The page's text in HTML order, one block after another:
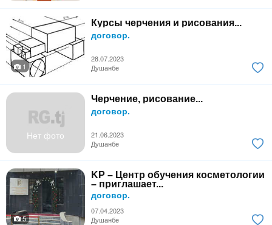
Курсы черчения и рисования...
договор.
28.07.2023
1
Душанбе
Нет фото
Черчение, рисование...
договор.
21.06.2023
Душанбе
KP – Центр обучения косметологии
– приглашает...
договор.
07.04.2023
5
Душанбе